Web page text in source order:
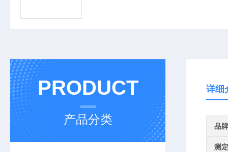
PRODUCT
产品分类
详细
品牌
测